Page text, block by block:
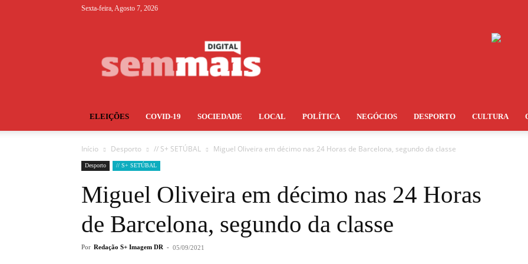
Sexta-feira, Agosto 7, 2026
ELEIÇÕES COVID-19 SOCIEDADE LOCAL POLÍTICA NEGÓCIOS DESPORTO CULTURA
Início Desporto // S+ SETÚBAL Miguel Oliveira em décimo nas 24 Horas de Barcelona, segundo da classe
Desporto // S+ SETÚBAL
Miguel Oliveira em décimo nas 24 Horas
de Barcelona, segundo da classe
Por Redação S+ Imagem DR - 05/09/2021